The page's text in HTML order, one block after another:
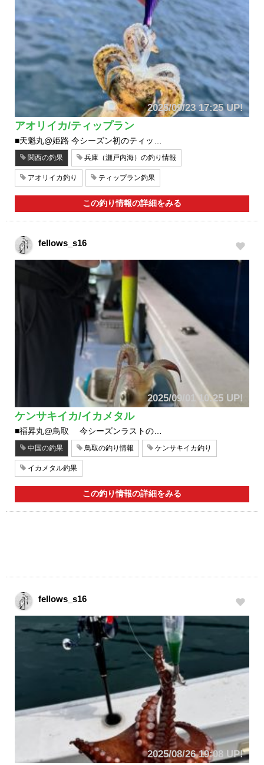
2025/09/23 17:25 UP!
アオリイカ/ティップラン
■天魁丸@姫路 今シーズン初のティッ…
関西の釣果 兵庫（瀬戸内海）の釣り情報
アオリイカ釣り ティップラン釣果
この釣り情報の詳細をみる
fellows_s16
2025/09/01 10:25 UP!
ケンサキイカ/イカメタル
■福昇丸@鳥取 今シーズンラストの…
中国の釣果 鳥取の釣り情報 ケンサキイカ釣り
イカメタル釣果
この釣り情報の詳細をみる
fellows_s16
2025/08/26 19:08 UP!